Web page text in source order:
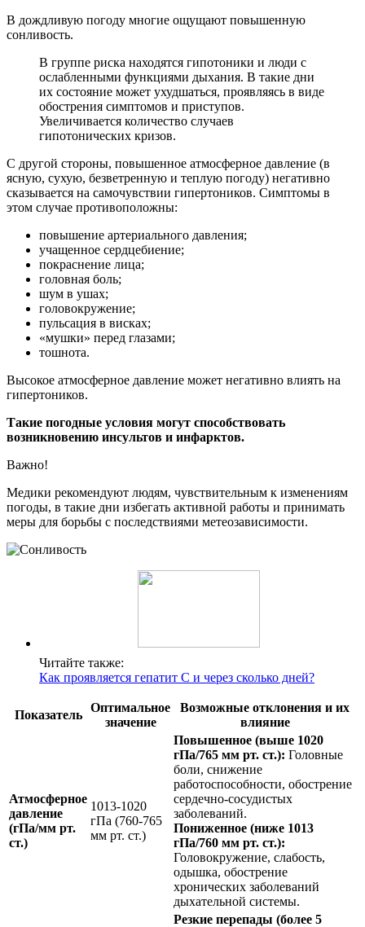
В дождливую погоду многие ощущают повышенную
сонливость.
В группе риска находятся гипотоники и люди с
ослабленными функциями дыхания. В такие дни
их состояние может ухудшаться, проявляясь в виде
обострения симптомов и приступов.
Увеличивается количество случаев
гипотонических кризов.
С другой стороны, повышенное атмосферное давление (в
ясную, сухую, безветренную и теплую погоду) негативно
сказывается на самочувствии гипертоников. Симптомы в
этом случае противоположны:
повышение артериального давления;
учащенное сердцебиение;
покраснение лица;
головная боль;
шум в ушах;
головокружение;
пульсация в висках;
«мушки» перед глазами;
тошнота.
Высокое атмосферное давление может негативно влиять на
гипертоников.
Такие погодные условия могут способствовать
возникновению инсультов и инфарктов.
Важно!
Медики рекомендуют людям, чувствительным к изменениям
погоды, в такие дни избегать активной работы и принимать
меры для борьбы с последствиями метеозависимости.
Читайте также:
Как проявляется гепатит С и через сколько дней?
Показатель
Оптимальное
значение
Возможные отклонения и их
влияние
Атмосферное
давление
(гПа/мм рт.
ст.)
1013-1020
гПа (760-765
мм рт. ст.)
Повышенное (выше 1020
гПа/765 мм рт. ст.): Головные
боли, снижение
работоспособности, обострение
сердечно-сосудистых
заболеваний.
Пониженное (ниже 1013
гПа/760 мм рт. ст.):
Головокружение, слабость,
одышка, обострение
хронических заболеваний
дыхательной системы.
Резкие перепады (более 5